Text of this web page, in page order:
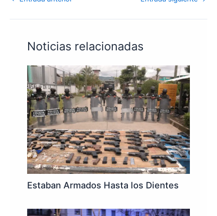
Noticias relacionadas
Estaban Armados Hasta los Dientes